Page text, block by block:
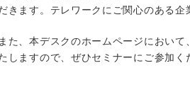
きます。テレワークにご関心のある企
また、本デスクのホームページにおい
しますので、ぜひセミナーにご参加く